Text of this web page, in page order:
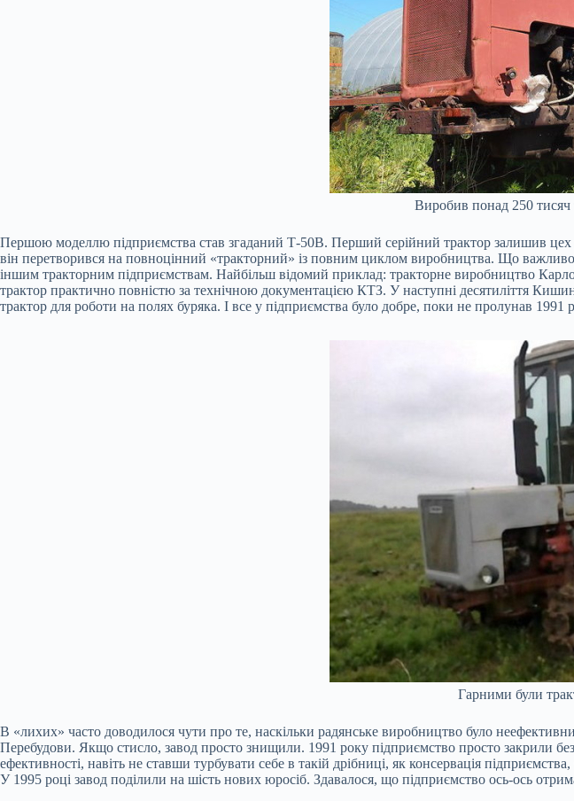
Виробив понад 250
Першою моделлю підприємства став згаданий Т-50В. Перший серійний трактор залишив
він перетворився на повноцінний «тракторний» із повним циклом виробництва. Що
іншим тракторним підприємствам. Найбільш відомий приклад: тракторне виробництво
трактор практично повністю за технічною документацією КТЗ. У наступні десятиліття
трактор для роботи на полях буряка. І все у підприємства було добре, поки не пролунав 1991
Гарними були
В «лихих» часто доводилося чути про те, наскільки радянське виробництво було
Перебудови. Якщо стисло, завод просто знищили. 1991 року підприємство просто закрили
ефективності, навіть не ставши турбувати себе в такій дрібниці, як консервація
У 1995 році завод поділили на шість нових юросіб. Здавалося, що підприємство ось-ось